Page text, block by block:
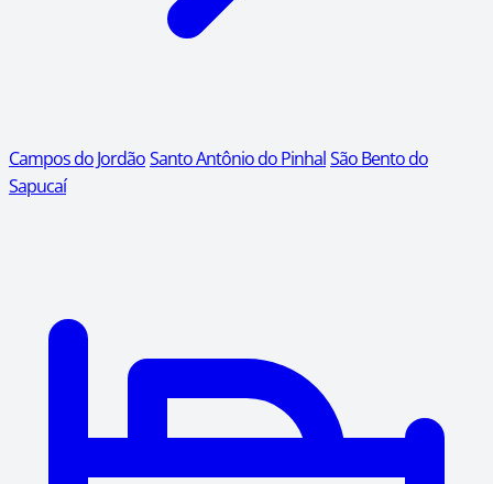
Campos do JordãoSanto Antônio do PinhalSão Bento do
Sapucaí